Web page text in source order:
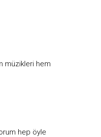
müzikleri hem
hep öyle